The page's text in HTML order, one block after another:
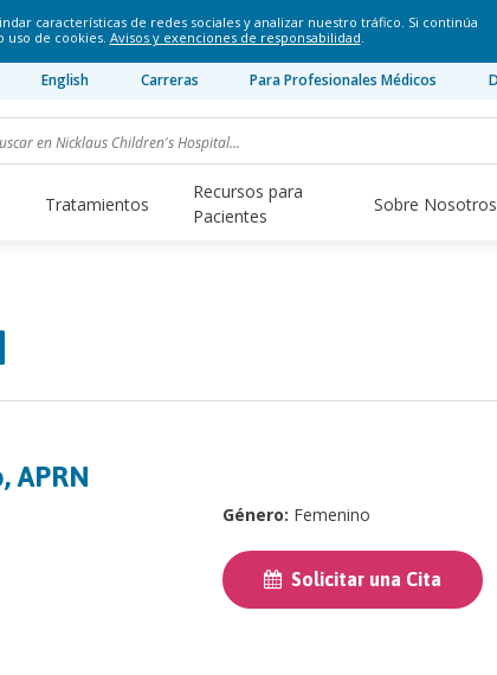
características de redes sociales y analizar nuestro tráfico. Si continúa
uso de cookies. Avisos y exenciones de responsabilidad.
English Carreras Para Profesionales Médicos
Tratamientos
Recursos para
Pacientes
Sobre Nosotros
APRN
Género: Femenino
Solicitar una Cita